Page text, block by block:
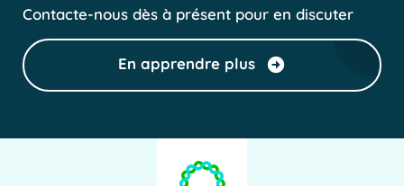
Contacte-nous dès à présent pour en discuter
En apprendre plus